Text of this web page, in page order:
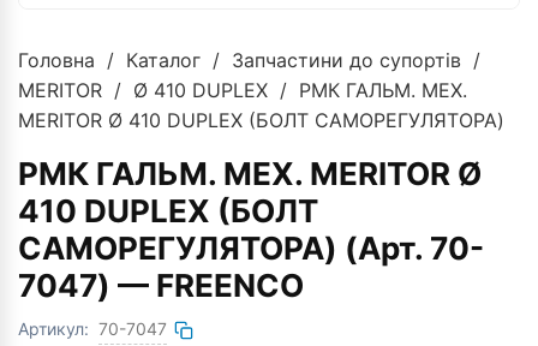
Головна / Каталог / Запчастини до супортів /
MERITOR / Ø 410 DUPLEX / РМК ГАЛЬМ. МЕХ.
MERITOR Ø 410 DUPLEX (БОЛТ САМОРЕГУЛЯТОРА)
РМК ГАЛЬМ. МЕХ. MERITOR Ø
410 DUPLEX (БОЛТ
САМОРЕГУЛЯТОРА) (Арт. 70-
7047) — FREENCO
Артикул: 70-7047